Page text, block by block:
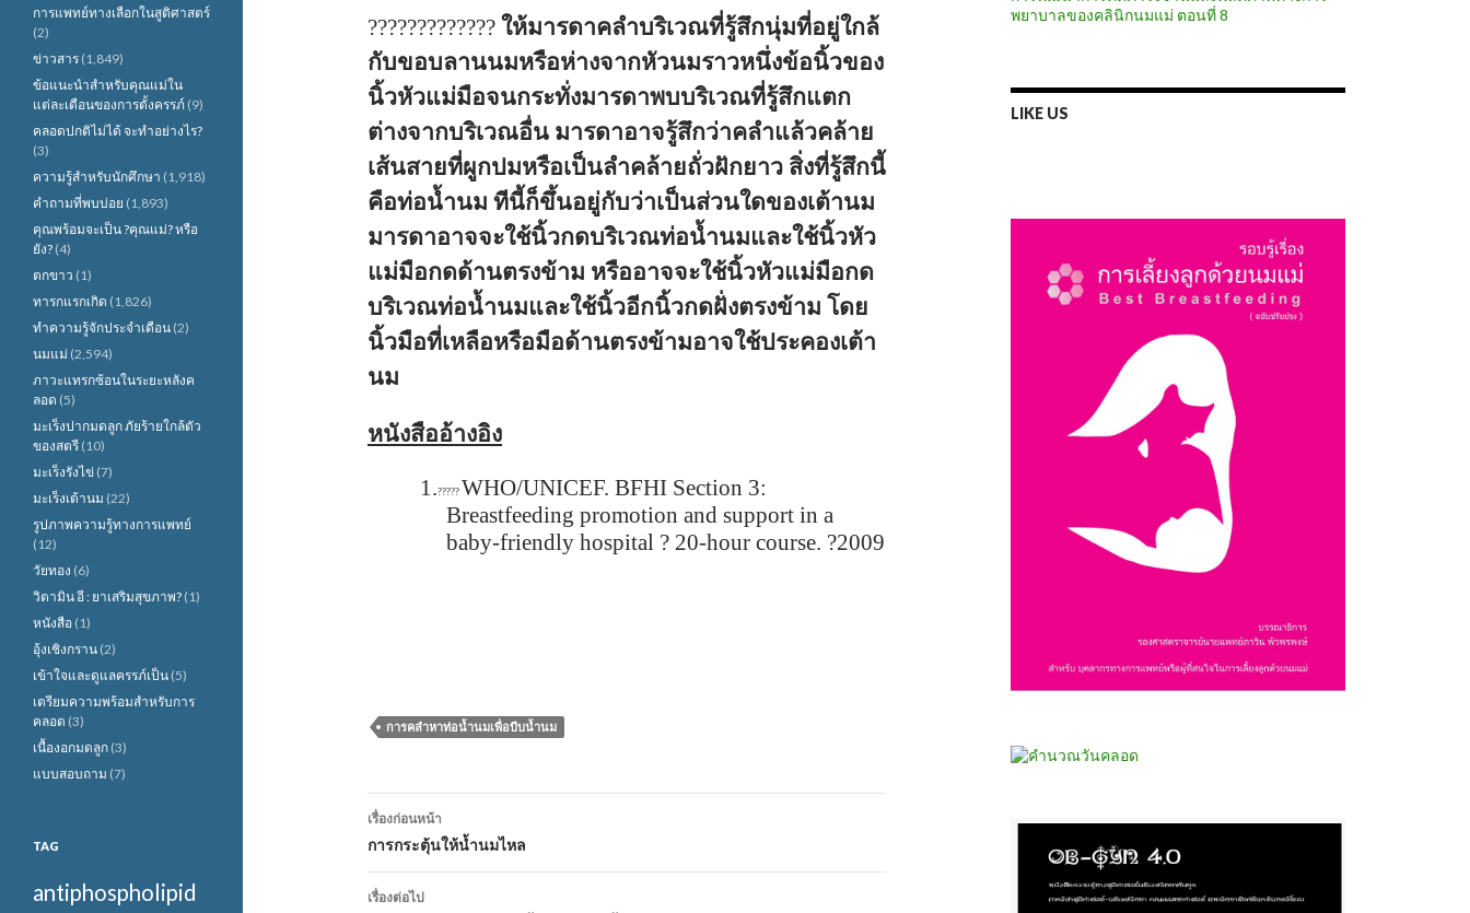
????????????? ให้มารดาคลำบริเวณที่รู้สึกนุ่มที่อยู่ใกล้
กับขอบลานนมหรือห่างจากหัวนมราวหนึ่งข้อนิ้วของ
นิ้วหัวแม่มือจนกระทั่งมารดาพบบริเวณที่รู้สึกแตก
ต่างจากบริเวณอื่น มารดาอาจรู้สึกว่าคลำแล้วคล้าย
เส้นสายที่ผูกปมหรือเป็นลำคล้ายถั่วฝักยาว สิ่งที่รู้สึกนี้
คือท่อน้ำนม ทีนี้ก็ขึ้นอยู่กับว่าเป็นส่วนใดของเต้านม
มารดาอาจจะใช้นิ้วกดบริเวณท่อน้ำนมและใช้นิ้วหัว
แม่มือกดด้านตรงข้าม หรืออาจจะใช้นิ้วหัวแม่มือกด
บริเวณท่อน้ำนมและใช้นิ้วอีกนิ้วกดฝั่งตรงข้าม โดย
นิ้วมือที่เหลือหรือมือด้านตรงข้ามอาจใช้ประคองเต้า
นม
หนังสืออ้างอิง
1.????? WHO/UNICEF. BFHI Section 3:
Breastfeeding promotion and support in a
baby-friendly hospital ? 20-hour course. ?2009
การคลำหาท่อน้ำนมเพื่อบีบน้ำนม
เมนู
นำทาง
เรื่อง
เรื่องก่อนหน้า
การกระตุ้นให้น้ำนมไหล
เรื่องต่อไป
พยาบาลของคลินิกนมแม่ ตอนที่ 8
LIKE US
การแพทย์ทางเลือกในสูติศาสตร์
(2)
ข่าวสาร (1,849)
ข้อแนะนำสำหรับคุณแม่ใน
แต่ละเดือนของการตั้งครรภ์ (9)
คลอดปกติไม่ได้ จะทำอย่างไร?
(3)
ความรู้สำหรับนักศึกษา (1,918)
คำถามที่พบบ่อย (1,893)
คุณพร้อมจะเป็น ?คุณแม่? หรือ
ยัง? (4)
ตกขาว (1)
ทารกแรกเกิด (1,826)
ทำความรู้จักประจำเดือน (2)
นมแม่ (2,594)
ภาวะแทรกซ้อนในระยะหลังค
ลอด (5)
มะเร็งปากมดลูก ภัยร้ายใกล้ตัว
ของสตรี (10)
มะเร็งรังไข่ (7)
มะเร็งเต้านม (22)
รูปภาพความรู้ทางการแพทย์
(12)
วัยทอง (6)
วิตามิน อี : ยาเสริมสุขภาพ? (1)
หนังสือ (1)
อุ้งเชิงกราน (2)
เข้าใจและดูแลครรภ์เป็น (5)
เตรียมความพร้อมสำหรับการ
คลอด (3)
เนื้องอกมดลูก (3)
แบบสอบถาม (7)
TAG
antiphospholipid